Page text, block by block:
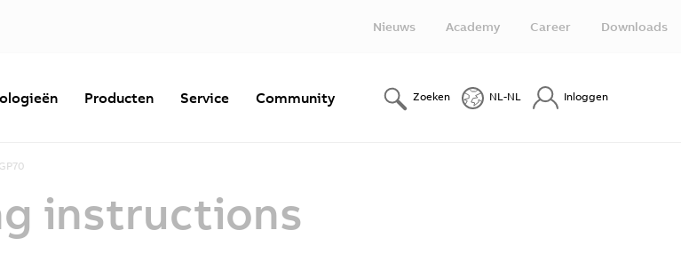
Nieuws Academy Career Downloads
Producten Service Community Zoeken NL-NL Inloggen
instructions